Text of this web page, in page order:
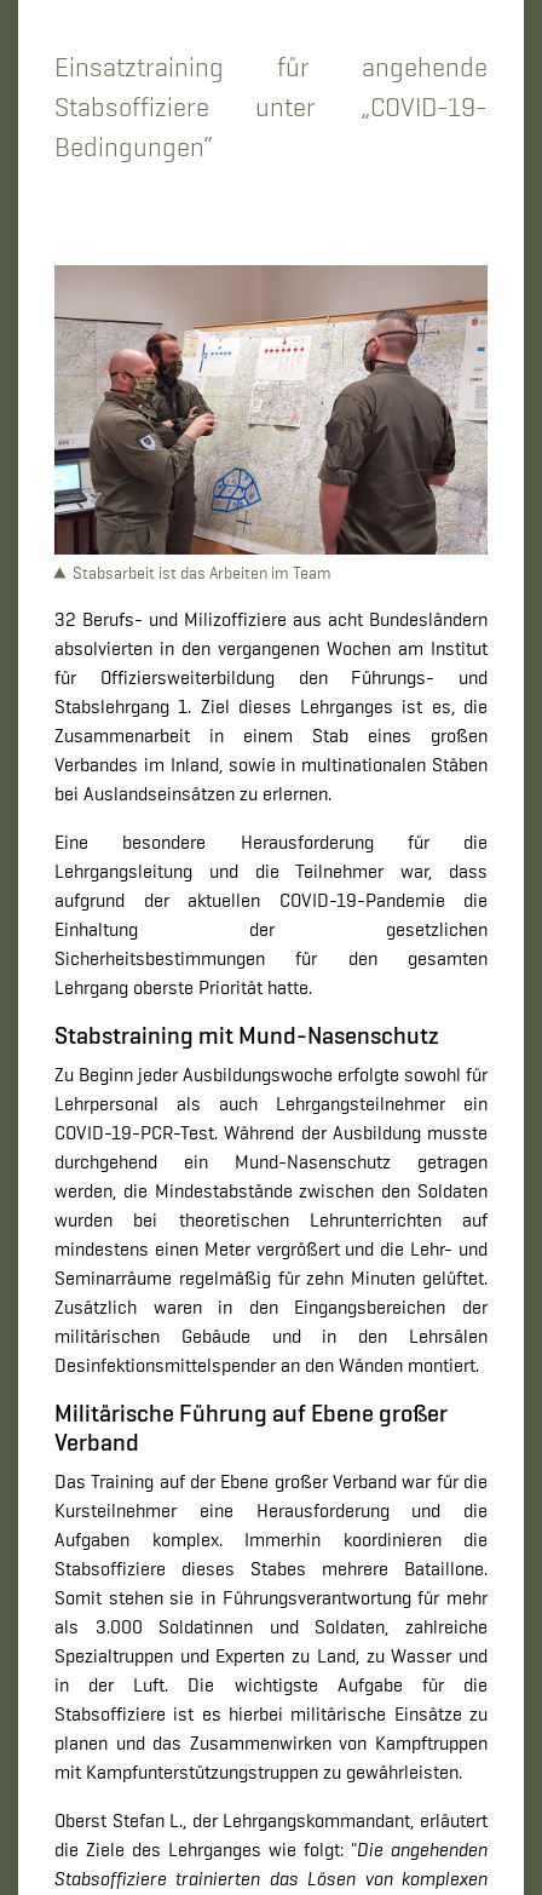
Einsatztraining für angehende
Stabsoffiziere unter „COVID-19-
Bedingungen“
Stabsarbeit ist das Arbeiten im Team
32 Berufs- und Milizoffiziere aus acht Bundesländern
absolvierten in den vergangenen Wochen am Institut
für Offiziersweiterbildung den Führungs- und
Stabslehrgang 1. Ziel dieses Lehrganges ist es, die
Zusammenarbeit in einem Stab eines großen
Verbandes im Inland, sowie in multinationalen Stäben
bei Auslandseinsätzen zu erlernen.
Eine besondere Herausforderung für die
Lehrgangsleitung und die Teilnehmer war, dass
aufgrund der aktuellen COVID-19-Pandemie die
Einhaltung der gesetzlichen
Sicherheitsbestimmungen für den gesamten
Lehrgang oberste Priorität hatte.
Stabstraining mit Mund-Nasenschutz
Zu Beginn jeder Ausbildungswoche erfolgte sowohl für
Lehrpersonal als auch Lehrgangsteilnehmer ein
COVID-19-PCR-Test. Während der Ausbildung musste
durchgehend ein Mund-Nasenschutz getragen
werden, die Mindestabstände zwischen den Soldaten
wurden bei theoretischen Lehrunterrichten auf
mindestens einen Meter vergrößert und die Lehr- und
Seminarräume regelmäßig für zehn Minuten gelüftet.
Zusätzlich waren in den Eingangsbereichen der
militärischen Gebäude und in den Lehrsälen
Desinfektionsmittelspender an den Wänden montiert.
Militärische Führung auf Ebene großer
Verband
Das Training auf der Ebene großer Verband war für die
Kursteilnehmer eine Herausforderung und die
Aufgaben komplex. Immerhin koordinieren die
Stabsoffiziere dieses Stabes mehrere Bataillone.
Somit stehen sie in Führungsverantwortung für mehr
als 3.000 Soldatinnen und Soldaten, zahlreiche
Spezialtruppen und Experten zu Land, zu Wasser und
in der Luft. Die wichtigste Aufgabe für die
Stabsoffiziere ist es hierbei militärische Einsätze zu
planen und das Zusammenwirken von Kampftruppen
mit Kampfunterstützungstruppen zu gewährleisten.
Oberst Stefan L., der Lehrgangskommandant, erläutert
die Ziele des Lehrganges wie folgt: "Die angehenden
Stabsoffiziere trainierten das Lösen von komplexen